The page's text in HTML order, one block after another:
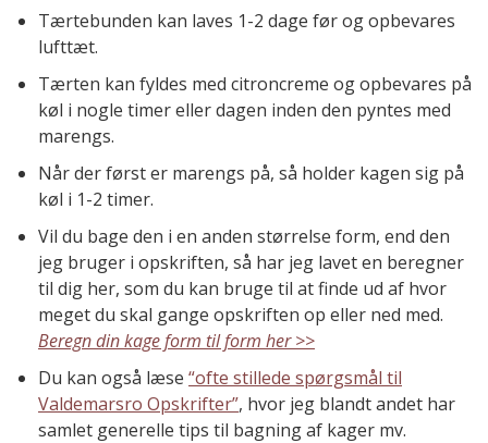
Tærtebunden kan laves 1-2 dage før og opbevares
lufttæt.
Tærten kan fyldes med citroncreme og opbevares på
køl i nogle timer eller dagen inden den pyntes med
marengs.
Når der først er marengs på, så holder kagen sig på
køl i 1-2 timer.
Vil du bage den i en anden størrelse form, end den
jeg bruger i opskriften, så har jeg lavet en beregner
til dig her, som du kan bruge til at finde ud af hvor
meget du skal gange opskriften op eller ned med.
Beregn din kage form til form her >>
Du kan også læse “ofte stillede spørgsmål til
Valdemarsro Opskrifter”, hvor jeg blandt andet har
samlet generelle tips til bagning af kager mv.